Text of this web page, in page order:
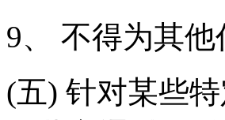
9、 不得为其
(五) 针对某些